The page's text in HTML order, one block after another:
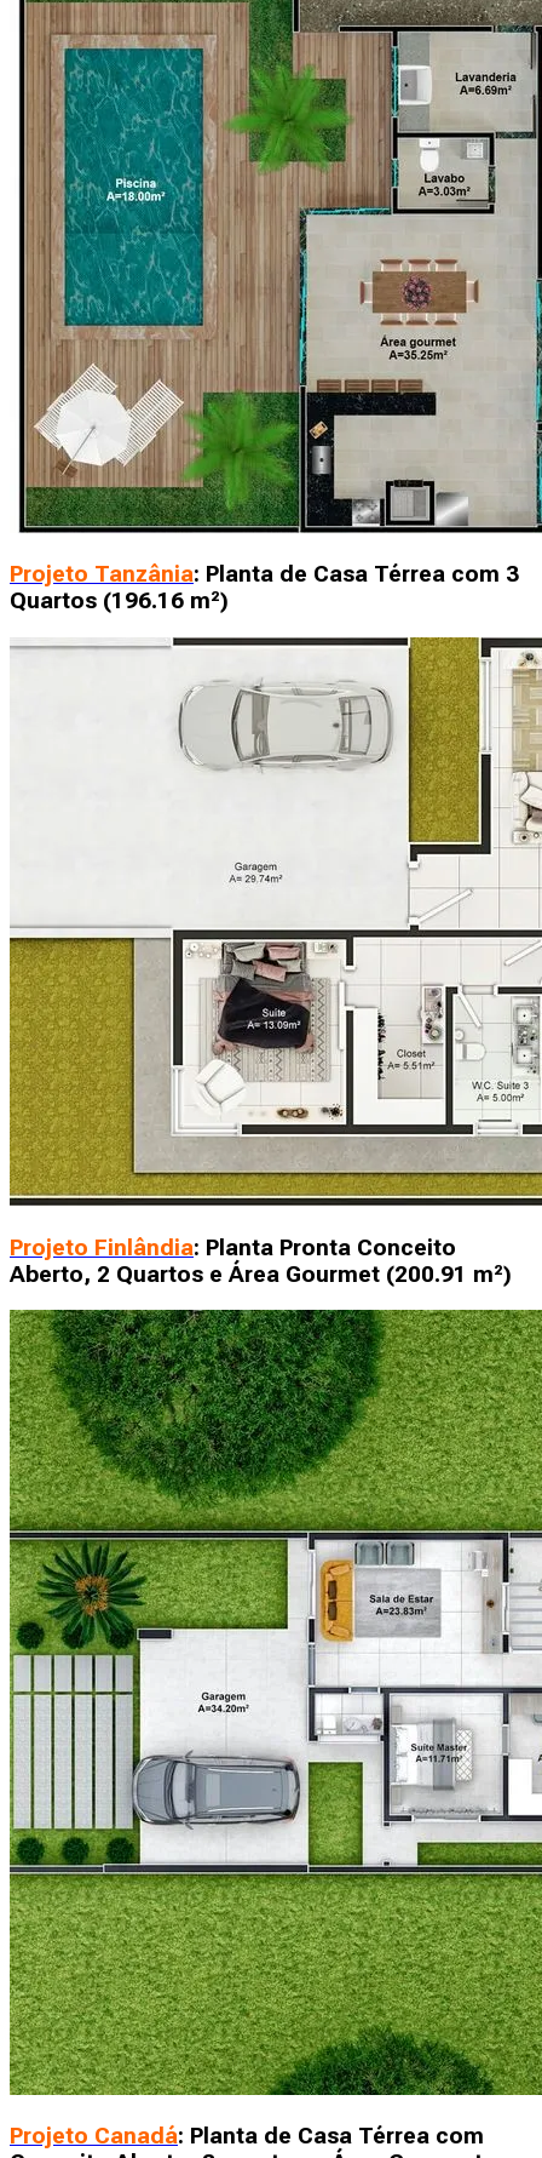
Projeto Tanzânia: Planta de Casa Térrea com 3
Quartos (196.16 m²)
Projeto Finlândia: Planta Pronta Conceito
Aberto, 2 Quartos e Área Gourmet (200.91 m²)
Projeto Canadá: Planta de Casa Térrea com